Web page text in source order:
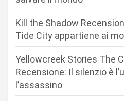
Kill the Shadow
Tide City appartiene ai
Yellowcreek Stories The
Recensione: Il silenzio è
l’assassino